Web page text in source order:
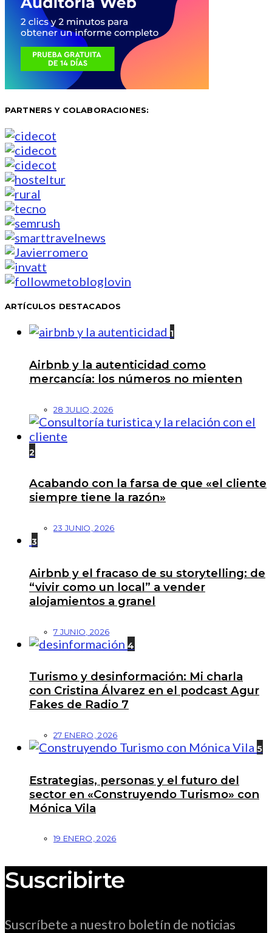
PARTNERS Y COLABORACIONES:
ARTÍCULOS DESTACADOS
1
Airbnb y la autenticidad como
mercancía: los números no mienten
28 JULIO, 2026
2
Acabando con la farsa de que «el cliente
siempre tiene la razón»
23 JUNIO, 2026
3
Airbnb y el fracaso de su storytelling: de
“vivir como un local” a vender
alojamientos a granel
7 JUNIO, 2026
4
Turismo y desinformación: Mi charla
con Cristina Álvarez en el podcast Agur
Fakes de Radio 7
27 ENERO, 2026
5
Estrategias, personas y el futuro del
sector en «Construyendo Turismo» con
Mónica Vila
19 ENERO, 2026
Suscribirte
Suscríbete a nuestro boletín de noticias